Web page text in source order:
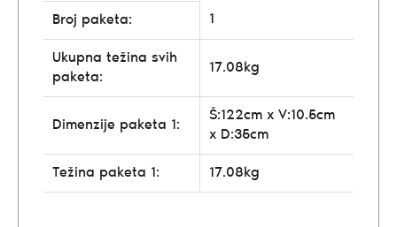
Broj paketa:
1
Ukupna težina svih
paketa:
17.08kg
Dimenzije paketa 1:
Š:122cm x V:10.5cm
x D:35cm
Težina paketa 1: 17.08kg